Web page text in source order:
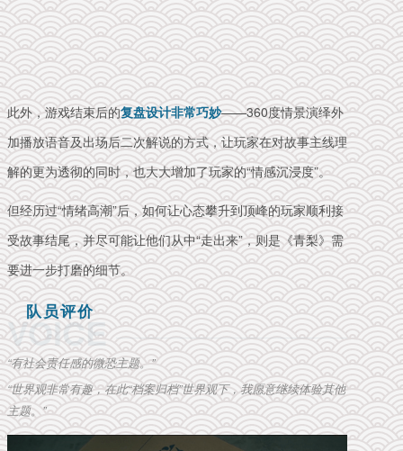
此外，游戏结束后的复盘设计非常巧妙——360度情景演绎外
加播放语音及出场后二次解说的方式，让玩家在对故事主线理
解的更为透彻的同时，也大大增加了玩家的“情感沉浸度”。
但经历过“情绪高潮”后，如何让心态攀升到顶峰的玩家顺利接
受故事结尾，并尽可能让他们从中“走出来”，则是《青梨》需
要进一步打磨的细节。
队员评价
VOICE
“有社会责任感的微恐主题。”
“世界观非常有趣，在此“档案归档”世界观下，我愿意继续体验其他
主题。”